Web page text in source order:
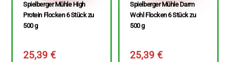
Spielberger Mühle High
Protein Flocken 6 Stück zu
500 g
25,39€
Spielberger Mühle Darm
Wohl Flocken 6 Stück zu
500 g
25,39€